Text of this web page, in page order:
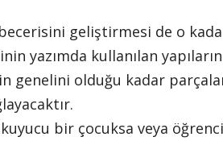
geliştirmesi de o
yazımda kullanılan
genelini olduğu kadar
bir çocuksa veya